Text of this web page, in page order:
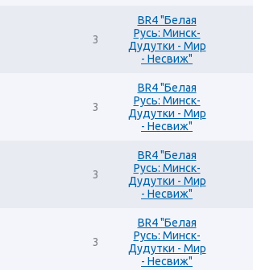
3
BR4 "Белая
Русь: Минск-
Дудутки - Мир
- Несвиж"
3
BR4 "Белая
Русь: Минск-
Дудутки - Мир
- Несвиж"
3
BR4 "Белая
Русь: Минск-
Дудутки - Мир
- Несвиж"
3
BR4 "Белая
Русь: Минск-
Дудутки - Мир
- Несвиж"